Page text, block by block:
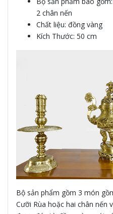
2 chân nến
Chất liệu: đồng vàng
Kích Thước: 50 cm
Bộ sản phẩm gồm 3 món
Cưỡi Rùa hoặc hai chân nến